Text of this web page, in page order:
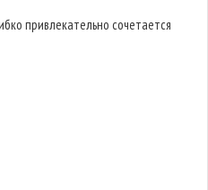
привлекательно сочетается